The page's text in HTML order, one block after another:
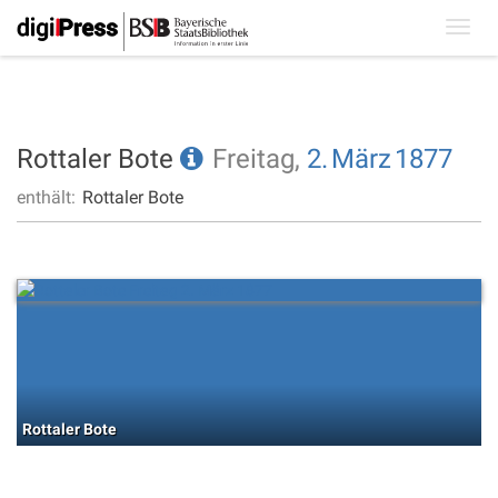
Rottaler Bote Freitag, 2. März 1877
enthält: Rottaler Bote
Rottaler Bote